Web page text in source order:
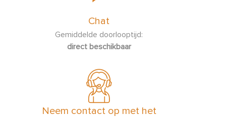
Chat
Gemiddelde doorlooptijd:
direct beschikbaar
Neem contact op met het